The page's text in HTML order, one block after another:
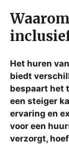
Het huren
biedt
bespaart het
een steiger
ervaring en
voor een
verzorgt,